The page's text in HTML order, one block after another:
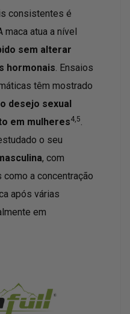
consistentes é
maca atua a nível
sem alterar
hormonais. Ensaios
têm mostrado
desejo sexual
em mulheres4,5.
o seu
, com
a concentração
após várias
em